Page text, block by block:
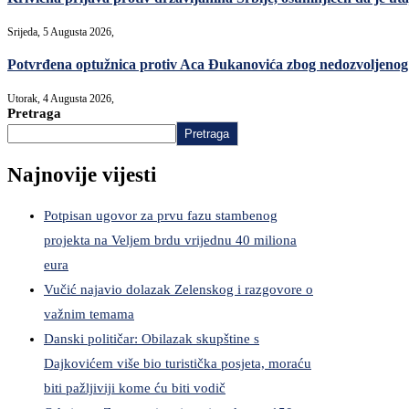
Srijeda, 5 Augusta 2026,
Potvrđena optužnica protiv Aca Đukanovića zbog
Utorak, 4 Augusta 2026,
Pretraga
Pretraga
Najnovije vijesti
Potpisan ugovor za prvu fazu stambenog
projekta na Veljem brdu vrijednu 40 miliona
eura
Vučić najavio dolazak Zelenskog i razgovore o
važnim temama
Danski političar: Obilazak skupštine s
Dajkovićem više bio turistička posjeta, moraću
biti pažljiviji kome ću biti vodič